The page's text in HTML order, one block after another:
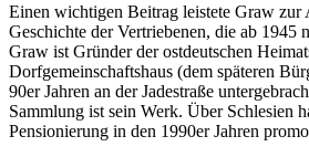
Einen wichtigen Beitrag leistete Graw zur
Geschichte der Vertriebenen, die ab 1945
Graw ist Gründer der ostdeutschen
Dorfgemeinschaftshaus (dem späteren
90er Jahren an der Jadestraße
Sammlung ist sein Werk. Über Schlesien
Pensionierung in den 1990er Jahren